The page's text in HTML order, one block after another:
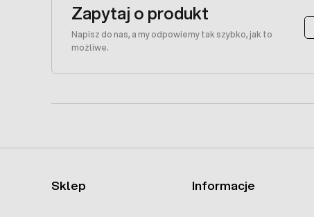
Zapytaj o produkt
Napisz do nas, a my odpowiemy tak szybko, jak to
możliwe.
Sklep Informacje